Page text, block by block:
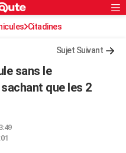
Citadines
Sujet Suivant
sans le
que les 2